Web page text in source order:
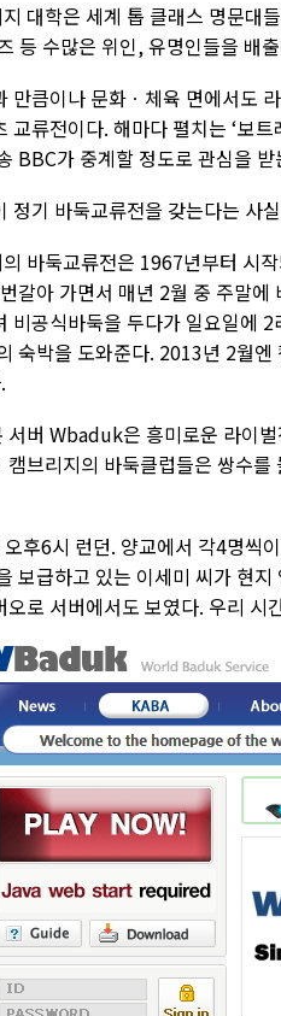
대학은 세계 톱 클래스 명문대
등 수많은 위인, 유명인들을 배
만큼이나 문화ㆍ체육 면에서도
교류전이다. 해마다 펼치는 ‘보
BBC가 중계할 정도로 관심을
정기 바둑교류전을 갖는다는 사
바둑교류전은 1967년부터 시
갈아 가면서 매년 2월 중 주말
비공식바둑을 두다가 일요일에
숙박을 도와준다. 2013년 2월
서버 Wbaduk은 흥미로운 라이
캠브리지의 바둑클럽들은 쌍수
후6시 런던. 양교에서 각4명씩
보급하고 있는 이세미 씨가 현
로 서버에서도 보였다. 우리 시